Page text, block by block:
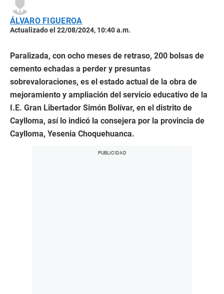
ÁLVARO FIGUEROA
Actualizado el 22/08/2024, 10:40 a.m.
Paralizada, con ocho meses de retraso, 200 bolsas de
cemento echadas a perder y presuntas
sobrevaloraciones, es el estado actual de la obra de
mejoramiento y ampliación del servicio educativo de la
I.E. Gran Libertador Simón Bolívar, en el distrito de
Caylloma, así lo indicó la consejera por la provincia de
Caylloma, Yesenia Choquehuanca.